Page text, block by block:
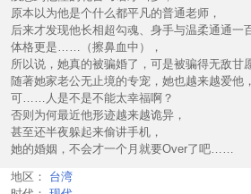
原本以为他是个什么都平凡的普通老师，
后来才发现他长相超勾魂、身手与温柔通通一
体格更是……（擦鼻血中），
所以说，她真的被骗婚了，可是被骗得无敌甘
随著她家老公无止境的专宠，她也越来越爱他，
可……人是不是不能太幸福啊？
否则为何最近他形迹越来越诡异，
甚至还半夜躲起来偷讲手机，
她的婚姻，不会才一个月就要Over了吧……
地区：
台湾